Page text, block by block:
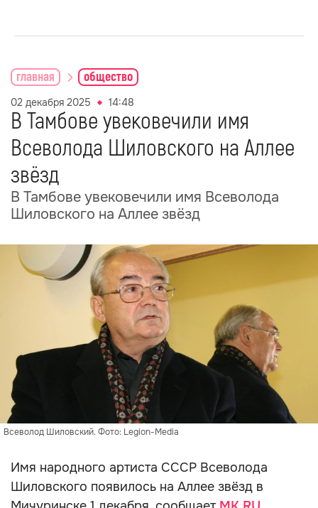
главная общество
02 декабря 2025 14:48
В Тамбове увековечили имя
Всеволода Шиловского на Аллее
звёзд
В Тамбове увековечили имя Всеволода
Шиловского на Аллее звёзд
Всеволод Шиловский. Фото: Legion-Media
Имя народного артиста СССР Всеволода
Шиловского появилось на Аллее звёзд в